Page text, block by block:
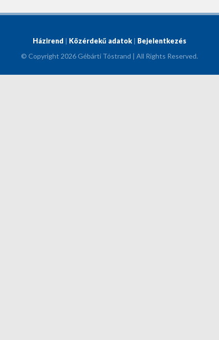
Házirend | Közérdekű adatok | Bejelentkezés
© Copyright 2026 Gébárti Tóstrand | All Rights Reserved.